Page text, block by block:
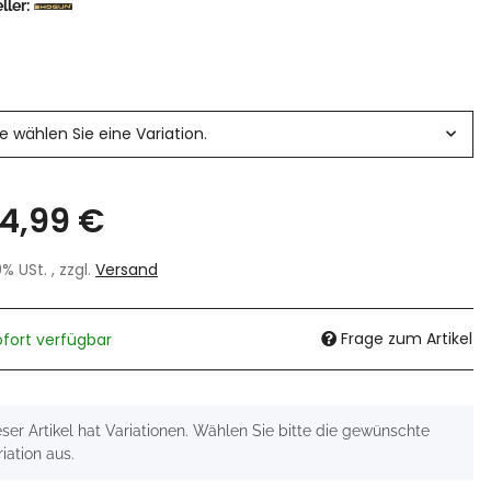
wählen Sie eine Variation.
€
USt. , zzgl. Versand
verfügbar Frage zum Artikel
Artikel hat Variationen. Wählen Sie bitte die gewünschte
aus.